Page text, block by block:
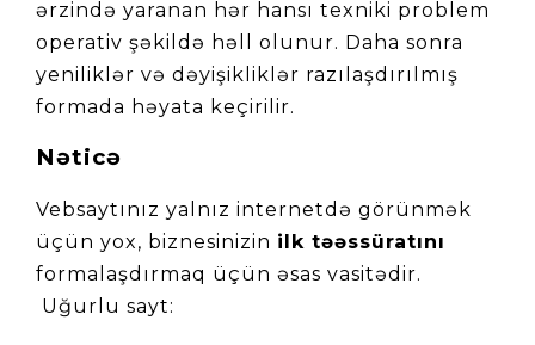
ərzində yaranan hər hansı texniki problem
operativ şəkildə həll olunur. Daha sonra
yeniliklər və dəyişikliklər razılaşdırılmış
formada həyata keçirilir.
Nəticə
Vebsaytınız yalnız internetdə görünmək
üçün yox, biznesinizin ilk təəssüratını
formalaşdırmaq üçün əsas vasitədir.
Uğurlu sayt: